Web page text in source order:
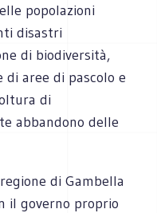
popolazioni
disastri
di biodiversità,
di aree di pascolo e
di
abbandono delle
di Gambella
il governo proprio